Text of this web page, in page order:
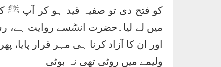
کو فتح دی تو صفیہ قید ہو کر آپ ﷺ
میں لے لیا۔حضرت انسؓسے روایت ہے،
اور ان کا آزاد کرنا ہی مہر قرار
ولیمے میں روٹی تھی نہ بوٹی